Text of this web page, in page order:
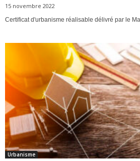
15 novembre 2022
Certificat d'urbanisme réalisable délivré par le
Urbanisme